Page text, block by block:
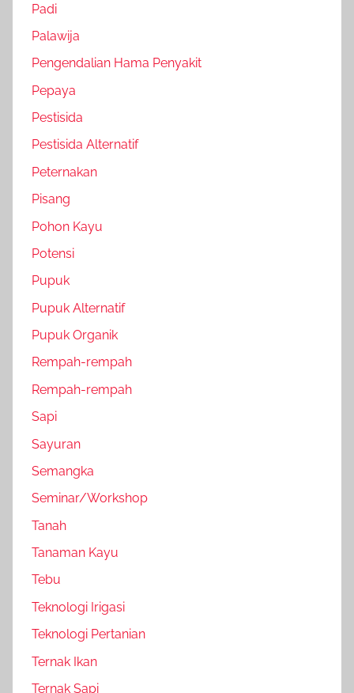
Padi
Palawija
Pengendalian Hama Penyakit
Pepaya
Pestisida
Pestisida Alternatif
Peternakan
Pisang
Pohon Kayu
Potensi
Pupuk
Pupuk Alternatif
Pupuk Organik
Rempah-rempah
Rempah-rempah
Sapi
Sayuran
Semangka
Seminar/Workshop
Tanah
Tanaman Kayu
Tebu
Teknologi Irigasi
Teknologi Pertanian
Ternak Ikan
Ternak Sapi